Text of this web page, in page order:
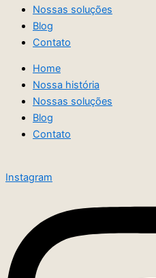
Nossas soluções
Blog
Contato
Home
Nossa história
Nossas soluções
Blog
Contato
Instagram